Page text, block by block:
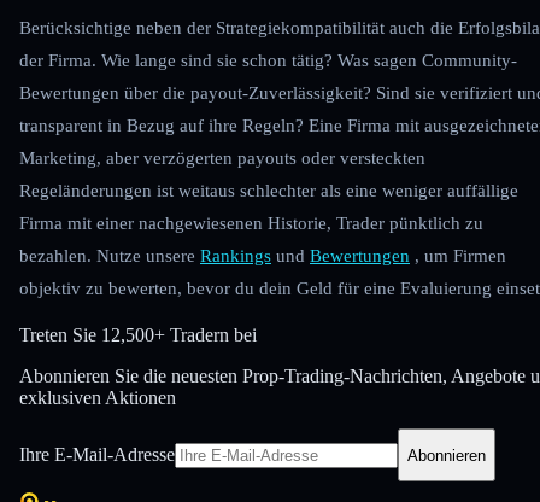
Berücksichtige neben der Strategiekompatibilität auch die
der Firma. Wie lange sind sie schon tätig? Was sagen Community-
Bewertungen über die payout-Zuverlässigkeit? Sind sie verifiziert
transparent in Bezug auf ihre Regeln? Eine Firma mit
Marketing, aber verzögerten payouts oder versteckten
Regeländerungen ist weitaus schlechter als eine weniger auffällige
Firma mit einer nachgewiesenen Historie, Trader pünktlich zu
bezahlen. Nutze unsere Rankings und Bewertungen , um Firmen
objektiv zu bewerten, bevor du dein Geld für eine Evaluierung
Treten Sie 12,500+ Tradern bei
Abonnieren Sie die neuesten Prop-Trading-Nachrichten, Angebote
exklusiven Aktionen
Ihre E-Mail-Adresse Abonnieren